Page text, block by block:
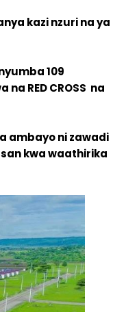
kazi nzuri na ya
109
RED CROSS na
ambayo ni zawadi
kwa waathirika